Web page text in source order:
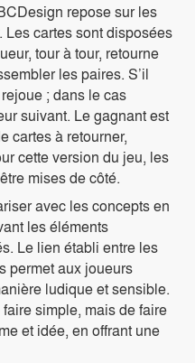
repose sur les
. Les cartes sont disposées
tour à tour, retourne
les paires. S’il
; dans le cas
suivant. Le gagnant est
cartes à retourner,
cette version du jeu, les
mises de côté.
avec les concepts en
les éléments
Le lien établi entre les
permet aux joueurs
ludique et sensible.
simple, mais de faire
et idée, en offrant une